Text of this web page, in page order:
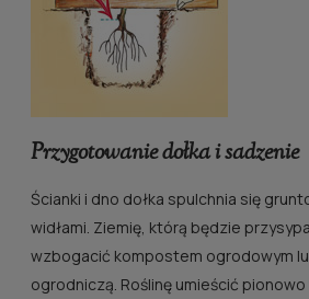
Przygotowanie dołka i sadzenie
Ścianki i dno dołka spulchnia się
widłami. Ziemię, którą będzie
wzbogacić kompostem ogrodowym
ogrodniczą. Roślinę umieścić pionowo